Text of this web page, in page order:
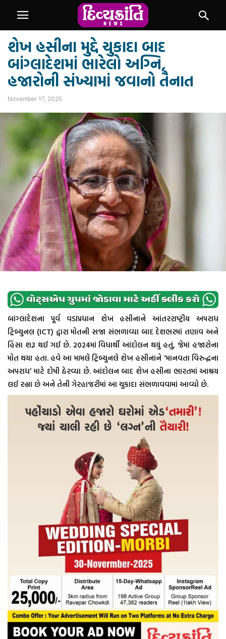
શેખ હસીના મુદ્દે ચુકાદા બાદ
બાંગ્લાદેશમાં ભારેલો અગ્નિ,
હજારોની સંખ્યામાં જવાનો તૈનાત
November 17, 2025
બાંગ્લાદેશના પૂર્વ વડાંપ્રધાન શેખ હસીનાને આંતરરાષ્ટ્રીય અપરાધ
ટ્રિબ્યુનલ (ICT) દ્વારા મોતની સજા સંભળાવ્યા બાદ દેશભરમાં તણાવ અને
હિંસા શરૂ થઈ ગઈ છે. 2024માં વિદ્યાર્થી આંદોલન થયું હતું, જેમાં હજારોના
મોત થયા હતા. હવે આ મામલે ટ્રિબ્યુનલે શેખ હસીનાને ‘માનવતા વિરુદ્ધના
અપરાધ’ માટે દોષી ઠેરવ્યા છે. આંદોલન બાદ શેખ હસીના ભારતમાં આશ્રય
લઈ રહ્યા છે અને તેની ગેરહાજરીમાં આ ચુકાદા સંભળાવવામાં આવ્યો છે.